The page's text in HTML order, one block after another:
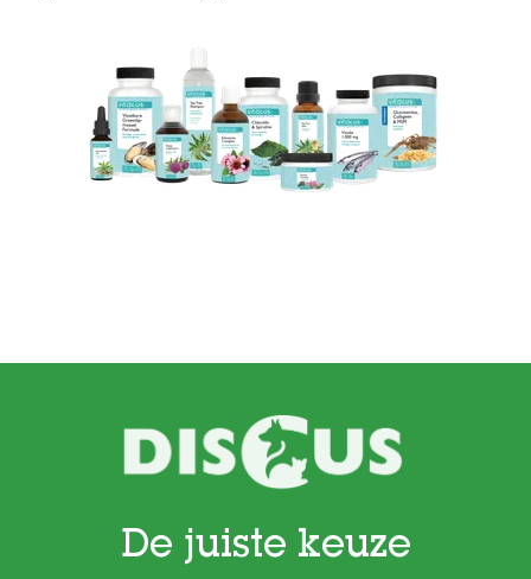
De juiste keuze